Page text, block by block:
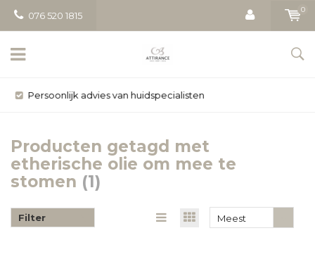
076 520 1815
0
Gratis bezorging vanaf € 50
Producten getagd met
etherische olie om mee te
stomen (1)
Filter
Meest